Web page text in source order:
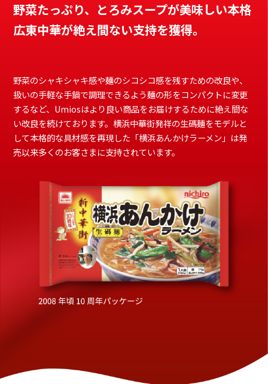
野菜たっぷり、とろみスープが美味しい本格
広東中華が絶え間ない支持を獲得。
野菜のシャキシャキ感や麺のシコシコ感を残すための改良や、
扱いの⼿軽な⼿鍋で調理できるよう麺の形をコンパクトに変更
するなど、Umiosはより良い商品をお届けするために絶え間な
い改良を続けております。横浜中華街発祥の⽣碼麺をモデルと
して本格的な具材感を再現した「横浜あんかけラーメン」は発
売以来多くのお客さまに⽀持されています。